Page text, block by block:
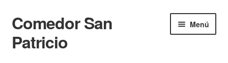
Ir
a
la
Ir
al
contenido
Comedor San
Patricio
Menú